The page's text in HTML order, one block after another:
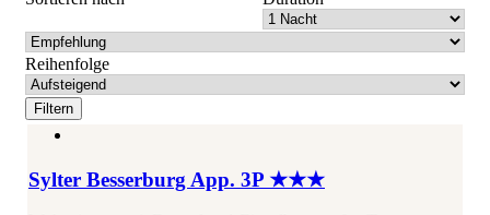
Reihenfolge
Sylter Besserburg App. 3P ★★★